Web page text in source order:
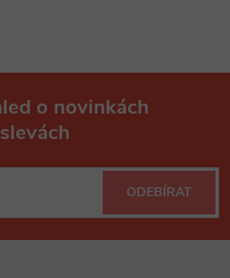
o novinkách
ODEBÍRAT